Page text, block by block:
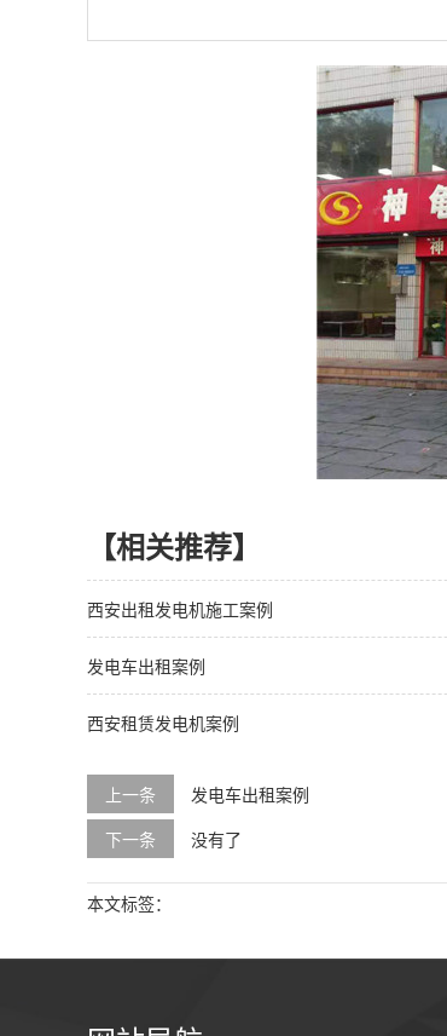
【相关推荐】
西安出租发电机施工案例
发电车出租案例
西安租赁发电机案例
上一条
发电车出租案例
下一条
没有了
本文标签：